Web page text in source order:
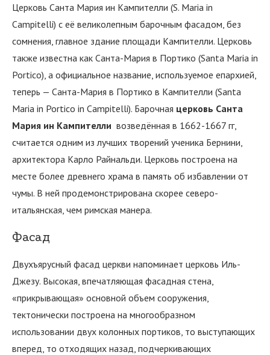
Церковь Санта Мария ин Кампителли (S. Maria in
Campitelli) с её великолепным барочным фасадом, без
сомнения, главное здание площади Кампителли. Церковь
также известна как Санта-Мария в Портико (Santa Maria in
Portico), а официальное название, используемое епархией,
теперь — Санта-Мария в Портико в Кампителли (Santa
Maria in Portico in Campitelli). Барочная церковь Санта
Мария ин Кампителли возведённая в 1662-1667 гг,
считается одним из лучших творений ученика Бернини,
архитектора Карло Райнальди. Церковь построена на
месте более древнего храма в память об избавлении от
чумы. В ней продемонстрирована скорее северо-
итальянская, чем римская манера.
Фасад
Двухъярусный фасад церкви напоминает церковь Иль-
Джезу. Высокая, впечатляющая фасадная стена,
«прикрывающая» основной объем сооружения,
тектонически построена на многообразном
использовании двух колонных портиков, то выступающих
вперед, то отходящих назад, подчеркивающих